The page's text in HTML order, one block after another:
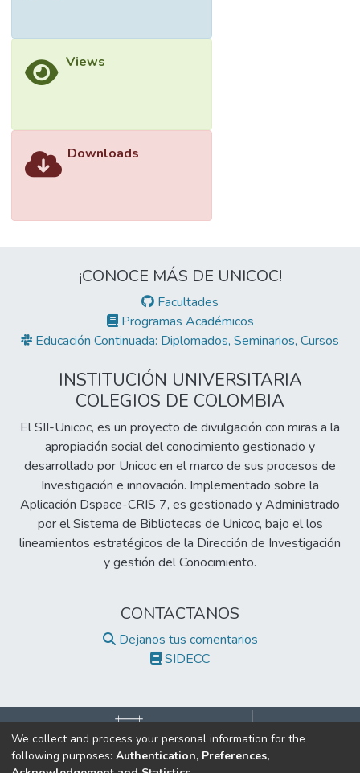
Views
Downloads
¡CONOCE MÁS DE UNICOC!
Facultades
Programas Académicos
Educación Continuada: Diplomados, Seminarios, Cursos
INSTITUCIÓN UNIVERSITARIA
COLEGIOS DE COLOMBIA
El SII-Unicoc, es un proyecto de divulgación con miras a la
apropiación social del conocimiento gestionado y
desarrollado por Unicoc en el marco de sus procesos de
Investigación e innovación. Implementado sobre la
Aplicación Dspace-CRIS 7, es gestionado y Administrado
por el Sistema de Bibliotecas de Unicoc, bajo el los
lineamientos estratégicos de la Dirección de Investigación
y gestión del Conocimiento.
CONTACTANOS
Dejanos tus comentarios
SIDECC
©2017 Todos los derechos reservados.
We collect and process your personal information for the
following purposes: Authentication, Preferences,